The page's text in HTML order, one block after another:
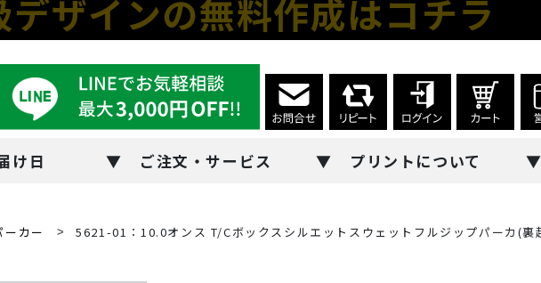
デザインの無料作成はコチラ
け日
ご注文・サービス プリントについて
ーカー 5621-01：10.0オンス T/Cボックスシルエットスウェットフルジップパーカ(裏